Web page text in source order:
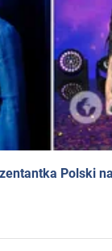
Polski